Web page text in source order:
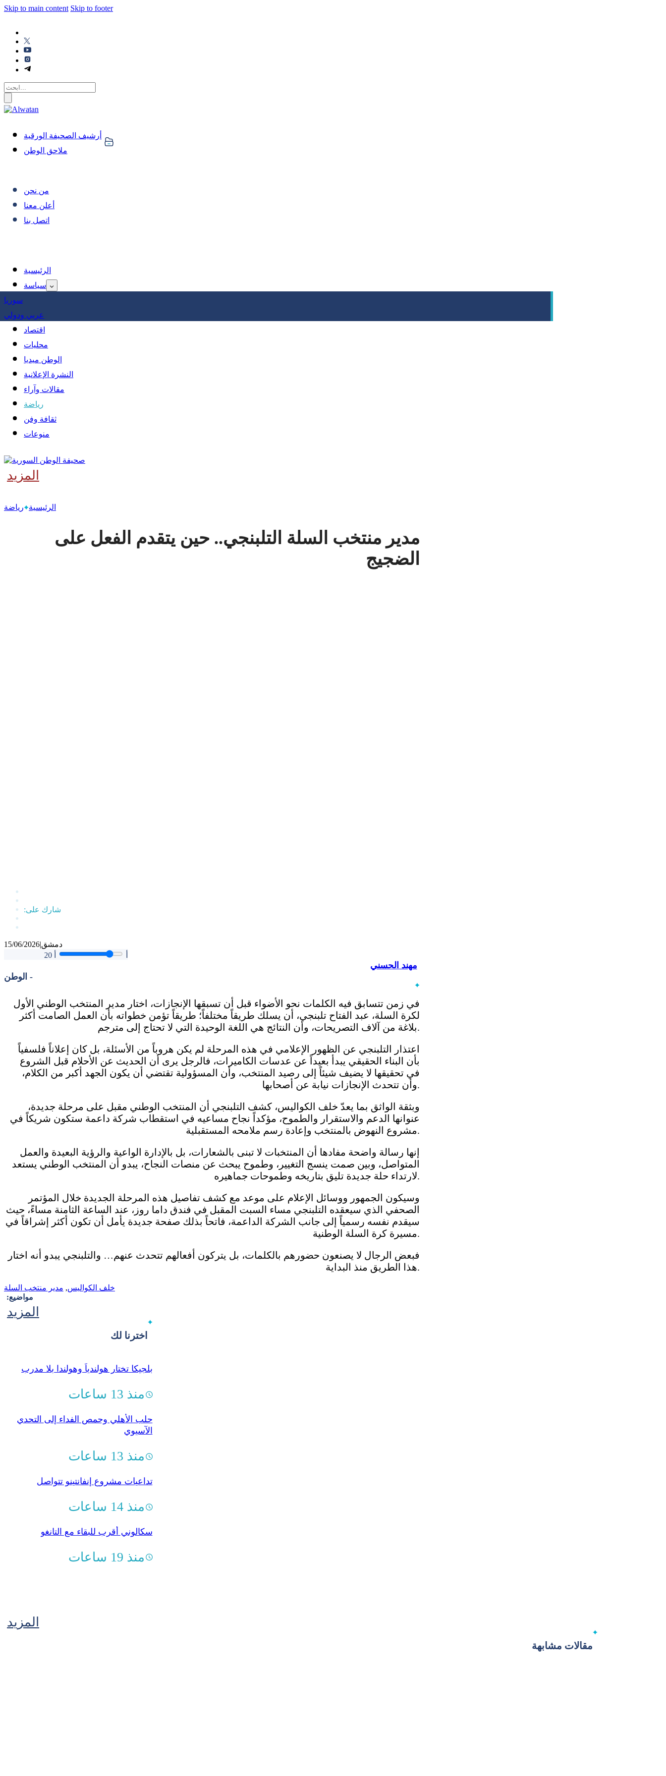
Skip to main content Skip to footer
أرشيف الصحيفة الورقية
ملاحق الوطن
من نحن
أعلن معنا
اتصل بنا
الرئيسية
سياسة
سوريا
عربي ودولي
اقتصاد
محليات
الوطن ميديا
النشرة الإعلانية
مقالات وآراء
رياضة
ثقافة وفن
منوعات
المزيد
الأخبار:‬
الرئيسية رياضة
مدير منتخب السلة التلبنجي.. حين يتقدم الفعل على
الضجيج
15/06/2026|دمشق
20
مهند الحسني
الوطن -
في زمن تتسابق فيه الكلمات نحو الأضواء قبل أن تسبقها الإنجازات، اختار مدير المنتخب الوطني الأول
لكرة السلة، عبد الفتاح تلبنجي، أن يسلك طريقاً مختلفاً؛ طريقاً تؤمن خطواته بأن العمل الصامت أكثر
بلاغة من آلاف التصريحات، وأن النتائج هي اللغة الوحيدة التي لا تحتاج إلى مترجم.
اعتذار التلبنجي عن الظهور الإعلامي في هذه المرحلة لم يكن هروباً من الأسئلة، بل كان إعلاناً فلسفياً
بأن البناء الحقيقي يبدأ بعيداً عن عدسات الكاميرات، فالرجل يرى أن الحديث عن الأحلام قبل الشروع
في تحقيقها لا يضيف شيئاً إلى رصيد المنتخب، وأن المسؤولية تقتضي أن يكون الجهد أكبر من الكلام،
وأن تتحدث الإنجازات نيابة عن أصحابها.
وبثقة الواثق بما يعدّ خلف الكواليس، كشف التلبنجي أن المنتخب الوطني مقبل على مرحلة جديدة،
عنوانها الدعم والاستقرار والطموح، مؤكداً نجاح مساعيه في استقطاب شركة داعمة ستكون شريكاً في
مشروع النهوض بالمنتخب وإعادة رسم ملامحه المستقبلية.
إنها رسالة واضحة مفادها أن المنتخبات لا تبنى بالشعارات، بل بالإدارة الواعية والرؤية البعيدة والعمل
المتواصل، وبين صمت ينسج التغيير، وطموح يبحث عن منصات النجاح، يبدو أن المنتخب الوطني يستعد
لارتداء حلة جديدة تليق بتاريخه وطموحات جماهيره.
وسيكون الجمهور ووسائل الإعلام على موعد مع كشف تفاصيل هذه المرحلة الجديدة خلال المؤتمر
الصحفي الذي سيعقده التلبنجي مساء السبت المقبل في فندق داما روز، عند الساعة الثامنة مساءً، حيث
سيقدم نفسه رسمياً إلى جانب الشركة الداعمة، فاتحاً بذلك صفحة جديدة يأمل أن تكون أكثر إشراقاً في
مسيرة كرة السلة الوطنية.
فبعض الرجال لا يصنعون حضورهم بالكلمات، بل يتركون أفعالهم تتحدث عنهم… والتلبنجي يبدو أنه اختار
هذا الطريق منذ البداية.
خلف الكواليس, مدير منتخب السلة
مواضيع:
المزيد
اخترنا لك
بلجيكا تختار هولندياً وهولندا بلا مدرب
منذ 13 ساعات
حلب الأهلي وحمص الفداء إلى التحدي
الآسيوي
منذ 13 ساعات
تداعيات مشروع إنفانتينو تتواصل
منذ 14 ساعات
سكالوني أقرب للبقاء مع التانغو
منذ 19 ساعات
المزيد
مقالات مشابهة